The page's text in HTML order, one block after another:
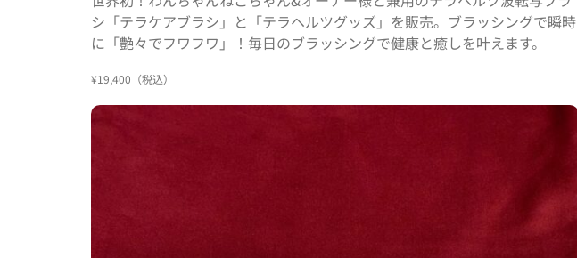
シ「テラケアブラシ」と「テラヘルツグッズ」を販売。ブラッシングで瞬時
に「艶々でフワフワ」！毎日のブラッシングで健康と癒しを叶えます。
¥19,400（税込）